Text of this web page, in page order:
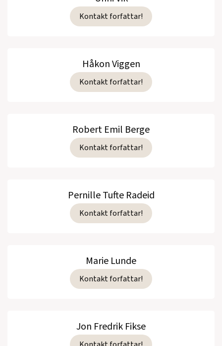
Kontakt forfattar!
Håkon Viggen
Kontakt forfattar!
Robert Emil Berge
Kontakt forfattar!
Pernille Tufte Radeid
Kontakt forfattar!
Marie Lunde
Kontakt forfattar!
Jon Fredrik Fikse